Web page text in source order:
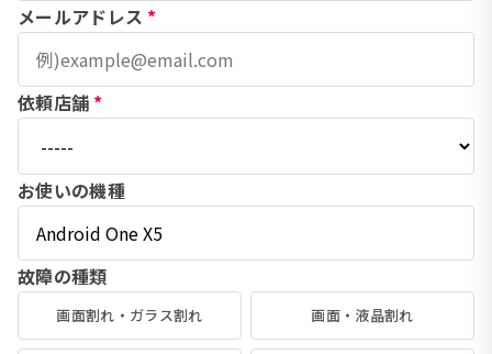
メールアドレス *
依頼店舗 *
お使いの機種
故障の種類
画面割れ・ガラス割れ 画面・液晶割れ